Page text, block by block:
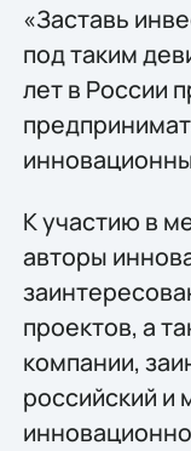
«Заставь
под таким
лет в России
К участию в
авторы
проектов, а
компании,
российский